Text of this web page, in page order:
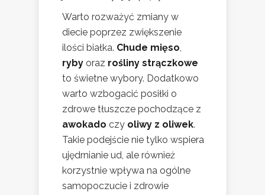
Warto rozważyć zmiany w
diecie poprzez zwiększenie
ilości białka. Chude mięso,
ryby oraz rośliny strączkowe
to świetne wybory. Dodatkowo
warto wzbogacić posiłki o
zdrowe tłuszcze pochodzące z
awokado czy oliwy z oliwek.
Takie podejście nie tylko wspiera
ujędrnianie ud, ale również
korzystnie wpływa na ogólne
samopoczucie i zdrowie